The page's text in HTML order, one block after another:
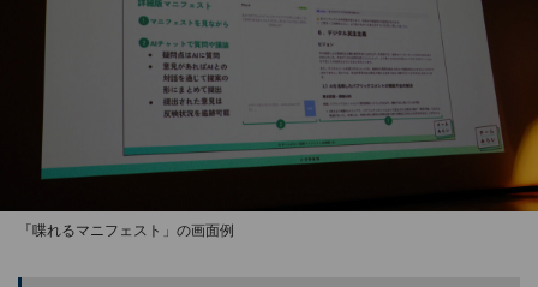
「喋れるマニフェスト」の画面例